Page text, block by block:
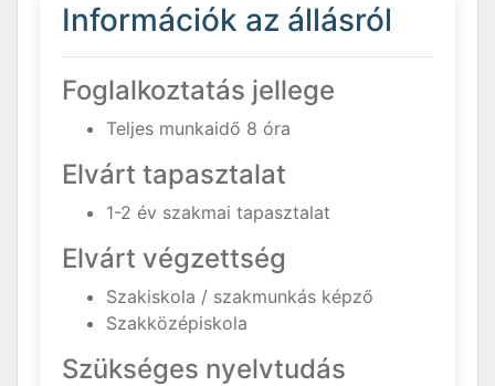
Információk az állásról
Foglalkoztatás jellege
Teljes munkaidő 8 óra
Elvárt tapasztalat
1-2 év szakmai tapasztalat
Elvárt végzettség
Szakiskola / szakmunkás képző
Szakközépiskola
Szükséges nyelvtudás